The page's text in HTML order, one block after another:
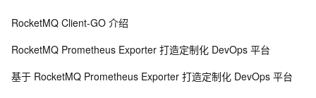
RocketMQ Client-GO 介绍
RocketMQ Prometheus Exporter 打造定制化 DevOps 平台
基于 RocketMQ Prometheus Exporter 打造定制化 DevOps 平台